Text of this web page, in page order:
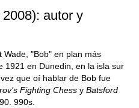
2008): autor y
Wade, "Bob" en plan más
1921 en Dunedin, en la isla sur
que oí hablar de Bob fue
Fighting Chess y Batsford
990s.